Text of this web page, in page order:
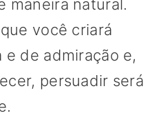
maneira natural.
você criará
de admiração e,
persuadir será